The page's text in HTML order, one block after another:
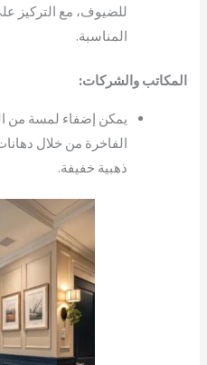
للضيوف، مع التركيز
المناسبة.
المكاتب والشركات:
يمكن إضفاء لمسة من
الفاخرة من خلال
ذهبية خفيفة.